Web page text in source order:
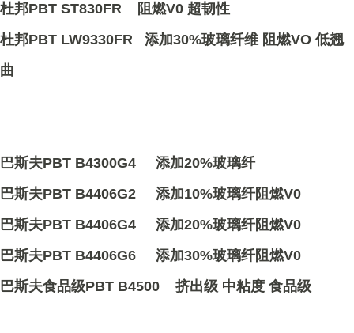
杜邦PBT ST830FR 阻燃V0 超韧性
杜邦PBT LW9330FR 添加30%玻璃纤维 阻燃VO 低翘
曲
巴斯夫PBT B4300G4 添加20%玻璃纤
巴斯夫PBT B4406G2 添加10%玻璃纤阻燃V0
巴斯夫PBT B4406G4 添加20%玻璃纤阻燃V0
巴斯夫PBT B4406G6 添加30%玻璃纤阻燃V0
巴斯夫食品级PBT B4500 挤出级 中粘度 食品级